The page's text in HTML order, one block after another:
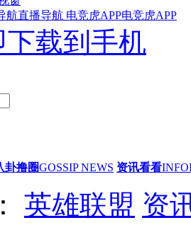
航直播导航 电竞虎APP电竞虎APP
载到手机
卦撸圈GOSSIP NEWS 资讯看看
英雄联盟 资